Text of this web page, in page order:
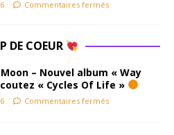
Commentaires fermés
DE COEUR
– Nouvel album « Way
« Cycles Of Life »
Commentaires fermés